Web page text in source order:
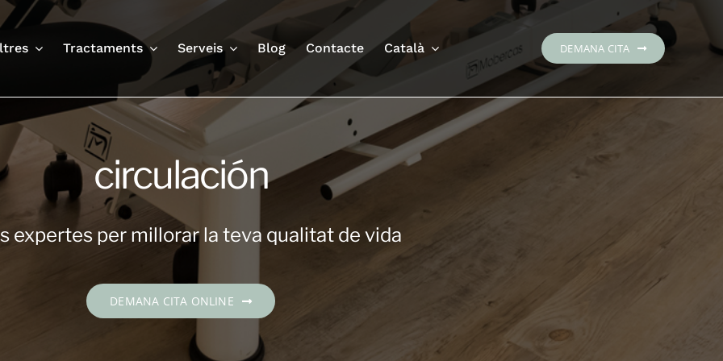
Tractaments Serveis Blog Contacte Català DEMANA CITA
circulación
expertes per millorar la teva qualitat de vida
DEMANA CITA ONLINE